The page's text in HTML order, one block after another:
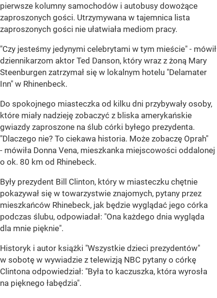
pierwsze kolumny samochodów i autobusy dowożące
zaproszonych gości. Utrzymywana w tajemnica lista
zaproszonych gości nie ułatwiała mediom pracy.
"Czy jesteśmy jedynymi celebrytami w tym mieście" - mówił
dziennikarzom aktor Ted Danson, który wraz z żoną Mary
Steenburgen zatrzymał się w lokalnym hotelu "Delamater
Inn" w Rhinenbeck.
Do spokojnego miasteczka od kilku dni przybywały osoby,
które miały nadzieję zobaczyć z bliska amerykańskie
gwiazdy zaproszone na ślub córki byłego prezydenta.
"Dlaczego nie? To ciekawa historia. Może zobaczę Oprah"
- mówiła Donna Vena, mieszkanka miejscowości oddalonej
o ok. 80 km od Rhinebeck.
Były prezydent Bill Clinton, który w miasteczku chętnie
pokazywał się w towarzystwie znajomych, pytany przez
mieszkańców Rhinebeck, jak będzie wyglądać jego córka
podczas ślubu, odpowiadał: "Ona każdego dnia wygląda
dla mnie pięknie".
Historyk i autor książki "Wszystkie dzieci prezydentów"
w sobotę w wywiadzie z telewizją NBC pytany o córkę
Clintona odpowiedział: "Była to kaczuszka, która wyrosła
na pięknego łabędzia".